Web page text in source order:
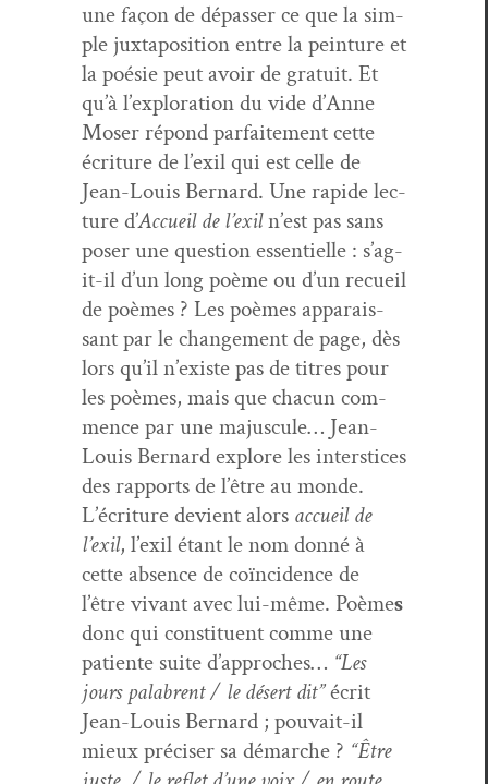
une façon de dépass­er ce que la sim­
ple jux­ta­po­si­tion entre la pein­ture et
la poésie peut avoir de gra­tu­it. Et
qu’à l’ex­plo­ration du vide d’Anne
Moser répond par­faite­ment cette
écri­t­ure de l’ex­il qui est celle de
Jean-Louis Bernard. Une rapi­de lec­
ture d’Accueil de l’ex­iln’est pas sans
pos­er une ques­tion essen­tielle : s’ag­
it-il d’un long poème ou d’un recueil
de poèmes ? Les poèmes appa­rais­
sant par le change­ment de page, dès
lors qu’il n’ex­iste pas de titres pour
les poèmes, mais que cha­cun com­
mence par une majus­cule… Jean-
Louis Bernard explore les inter­stices
des rap­ports de l’être au monde.
L’écri­t­ure devient alors accueil de
l’ex­il, l’ex­il étant le nom don­né à
cette absence de coïn­ci­dence de
l’être vivant avec lui-même. Poèmes
donc qui con­stituent comme une
patiente suite d’ap­proches… “Les
jours pal­abrent / le désert dit”écrit
Jean-Louis Bernard ; pou­vait-il
mieux pré­cis­er sa démarche ? “Être